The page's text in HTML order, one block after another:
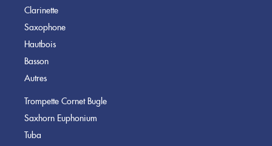
Clarinette
Saxophone
Hautbois
Basson
Autres
Trompette Cornet Bugle
Saxhorn Euphonium
Tuba